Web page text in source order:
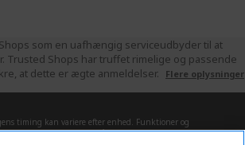
som en uafhængig serviceudbyder til at
Trusted Shops har truffet rimelige og passende
at dette er ægte anmeldelser.
Flere oplysninger
timing kan variere efter enhed. Funktioner og
kan variere efter område. Visse funktioner kræver